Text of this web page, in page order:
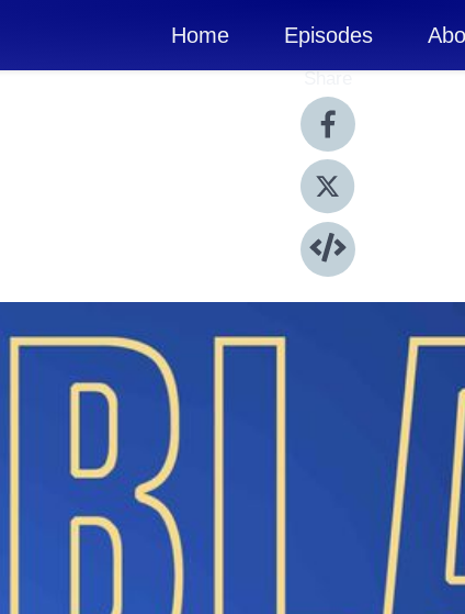
Home Episodes
Share